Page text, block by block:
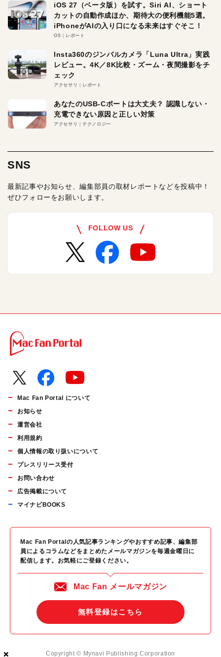
×
×
×
iOS 27（ベータ版）を試す。Siri AI、ショート
カットの自動作成ほか、期待大の便利機能5選。
iPhoneがAIの入り口になる未来はすぐそこ！
OS レポート
Insta360のジンバルカメラ「Luna Ultra」実践
レビュー。4K／8K比較・ズーム・夜間撮影をチ
ェック
アクセサリ レポート
あなたのUSB-Cポートは大丈夫？ 認識しない・
充電できない原因と正しい対策
アクセサリ テクノロジー
SNS
最新記事やお知らせ、編集部員の取材レポートなどを投稿中！
ぜひフォローをお願いします。
FOLLOW US
Mac Fan Portal について
お知らせ
運営会社
利用規約
個人情報の取り扱いについて
プレスリリース受付
お問い合わせ
広告掲載について
マイナビBOOKS
Mac Fan Portalの人気記事ランキングやおすすめ記事、編集部
員によるコラムなどをまとめたメールマガジンを毎週金曜日に
配信します。お気軽にご登録ください。
Mac Fan メールマガジン
無料登録はこちら
Copyright © Mynavi Publishing Corporation